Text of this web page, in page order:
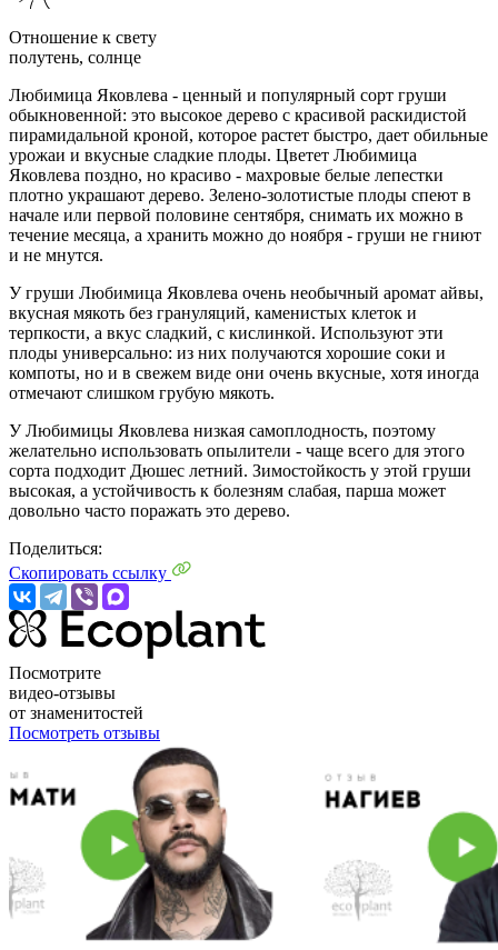
Отношение к свету
полутень, солнце
Любимица Яковлева - ценный и популярный сорт груши
обыкновенной: это высокое дерево с красивой раскидистой
пирамидальной кроной, которое растет быстро, дает обильные
урожаи и вкусные сладкие плоды. Цветет Любимица
Яковлева поздно, но красиво - махровые белые лепестки
плотно украшают дерево. Зелено-золотистые плоды спеют в
начале или первой половине сентября, снимать их можно в
течение месяца, а хранить можно до ноября - груши не гниют
и не мнутся.
У груши Любимица Яковлева очень необычный аромат айвы,
вкусная мякоть без грануляций, каменистых клеток и
терпкости, а вкус сладкий, с кислинкой. Используют эти
плоды универсально: из них получаются хорошие соки и
компоты, но и в свежем виде они очень вкусные, хотя иногда
отмечают слишком грубую мякоть.
У Любимицы Яковлева низкая самоплодность, поэтому
желательно использовать опылители - чаще всего для этого
сорта подходит Дюшес летний. Зимостойкость у этой груши
высокая, а устойчивость к болезням слабая, парша может
довольно часто поражать это дерево.
Поделиться:
Скопировать ссылку
Посмотрите
видео-отзывы
от знаменитостей
Посмотреть отзывы